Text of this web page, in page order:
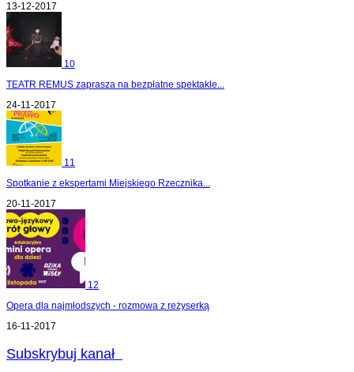
13-12-2017
10
TEATR REMUS zaprasza na bezpłatne spektakle...
24-11-2017
11
Spotkanie z ekspertami Miejskiego Rzecznika...
20-11-2017
12
Opera dla najmłodszych - rozmowa z reżyserką
16-11-2017
Subskrybuj kanał